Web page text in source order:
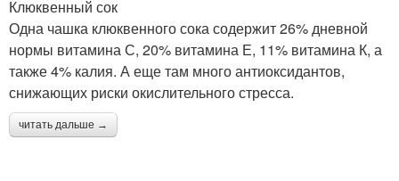
Клюквенный сок
Одна чашка клюквенного сока содержит 26% дневной
нормы витамина С, 20% витамина Е, 11% витамина К, а
также 4% калия. А еще там много антиоксидантов,
снижающих риски окислительного стресса.
читать дальше →